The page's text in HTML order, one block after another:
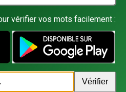
vérifier vos mots facilement :